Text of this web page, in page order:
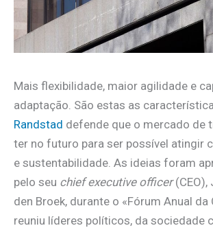
Mais flexibilidade, maior agilidade e
adaptação. São estas as
Randstad defende que o mercado de
ter no futuro para ser possível atingir
e sustentabilidade. As ideias foram
pelo seu chief executive officer(CEO),
den Broek, durante o «Fórum Anual da
reuniu líderes políticos, da sociedade